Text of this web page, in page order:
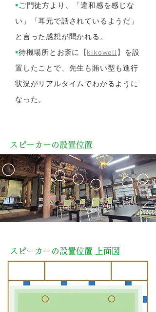
▪️ご門徒方より、「違和感を感じな
い」「耳元で話されているようだ」
と言った感想が聞かれる。
▪️待機場所と お斎に 【kikowell】
を設
置したことで、先生も賄い型も進行
状況がリアルタイムでわかるように
なった。
スピーカーの設置位置
スピーカーの設置位置 上面図